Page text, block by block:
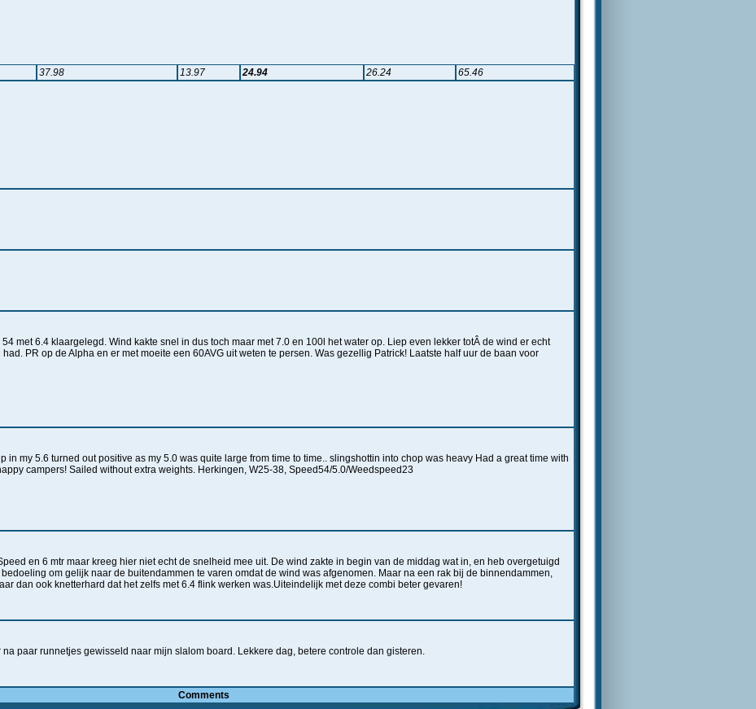
37.98 13.97 24.94 26.24
65.46
met 6.4 klaargelegd. Wind kakte snel in dus toch maar met 7.0 en 100l het water op. Liep even lekker totÂ de wind er echt
PR op de Alpha en er met moeite een 60AVG uit weten te persen. Was gezellig Patrick! Laatste half uur de baan voor
in my 5.6 turned out positive as my 5.0 was quite large from time to time.. slingshottin into chop was heavy Had a great time with
campers! Sailed without extra weights. Herkingen, W25-38, Speed54/5.0/Weedspeed23
en 6 mtr maar kreeg hier niet echt de snelheid mee uit. De wind zakte in begin van de middag wat in, en heb overgetuigd
om gelijk naar de buitendammen te varen omdat de wind was afgenomen. Maar na een rak bij de binnendammen,
dan ook knetterhard dat het zelfs met 6.4 flink werken was.Uiteindelijk met deze combi beter gevaren!
paar runnetjes gewisseld naar mijn slalom board. Lekkere dag, betere controle dan gisteren.
Comments